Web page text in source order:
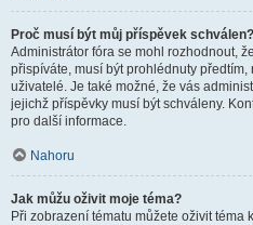
Proč musí být můj příspěvek schválen?
Administrátor fóra se mohl rozhodnout,
přispíváte, musí být prohlédnuty
uživatelé. Je také možné, že vás
jejichž příspěvky musí být schváleny.
pro další informace.
Nahoru
Jak můžu oživit moje téma?
Při zobrazení tématu můžete oživit téma